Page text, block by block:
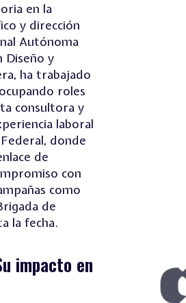
en la
y dirección
Autónoma
Diseño y
ha trabajado
roles
consultora y
laboral
donde
de
con
como
de
la fecha.
impacto en